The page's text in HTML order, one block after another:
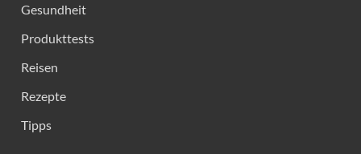
Gesundheit
Produkttests
Reisen
Rezepte
Tipps